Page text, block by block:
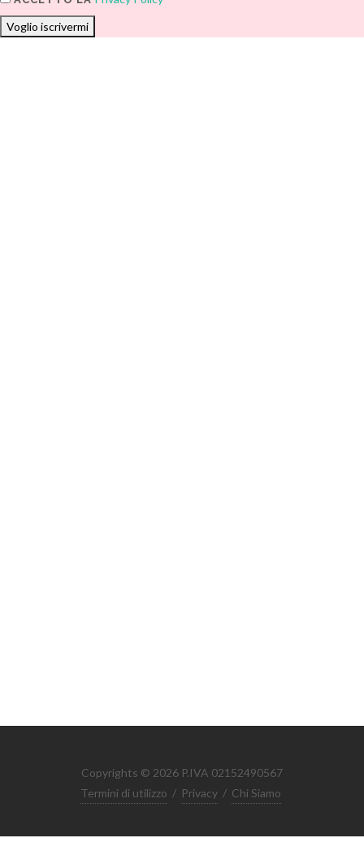
Voglio iscrivermi
Copyrights © 2026 P.IVA 02152490567
Termini di utilizzo / Privacy / Chi Siamo